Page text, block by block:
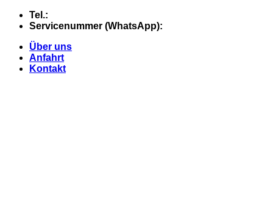
Skip
Tel.:
Servicenummer (WhatsApp):
Über uns
Anfahrt
Kontakt